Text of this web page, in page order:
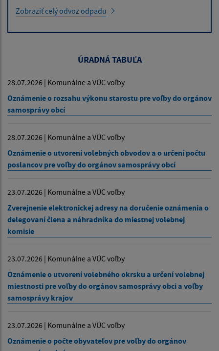
Zobraziť celý odvoz odpadu
ÚRADNÁ TABUĽA
28.07.2026 | Komunálne a VÚC voľby
Oznámenie o rozsahu výkonu starostu pre voľby do orgánov
samosprávy obcí
28.07.2026 | Komunálne a VÚC voľby
Oznámenie o utvorení volebných obvodov a o určení počtu
poslancov pre voľby do orgánov samosprávy obcí
23.07.2026 | Komunálne a VÚC voľby
Zverejnenie elektronickej adresy na doručenie oznámenia o
delegovaní člena a náhradníka do miestnej volebnej
komisie
23.07.2026 | Komunálne a VÚC voľby
Oznámenie o utvorení volebného okrsku a určení volebnej
miestnosti pre voľby do orgánov samosprávy obci a voľby
samosprávy krajov
23.07.2026 | Komunálne a VÚC voľby
Oznámenie o počte obyvateľov pre voľby do orgánov